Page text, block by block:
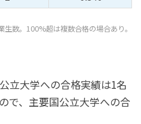
数。100%超は複数合格の場合あり。
立大学への合格実績は1名
で、主要国公立大学への合